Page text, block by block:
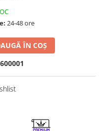
24-48 ore
ÎN COȘ